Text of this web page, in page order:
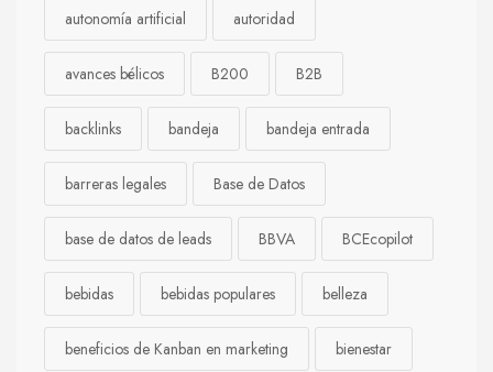
autonomía artificial autoridad
avances bélicos B200 B2B
backlinks bandeja bandeja entrada
barreras legales Base de Datos
base de datos de leads BBVA BCEcopilot
bebidas bebidas populares belleza
beneficios de Kanban en marketing bienestar